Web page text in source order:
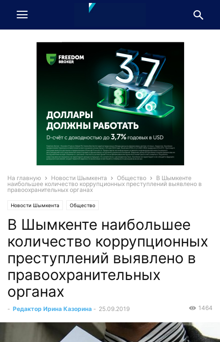
На главную Новости Шымкента Общество
В Шымкенте
наибольшее количество коррупционных преступлений выявлено в
правоохранительных органах
Новости Шымкента Общество
В Шымкенте наибольшее
количество коррупционных
преступлений выявлено в
правоохранительных
органах
- Редактор Ирина Казорина - 25.09.2019 1464